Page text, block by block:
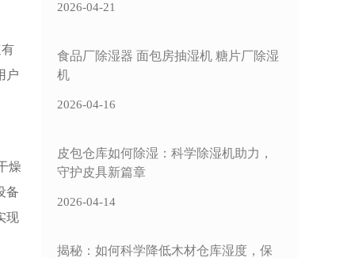
户
燥
备
现
2026-04-21
食品厂除湿器 面包房抽湿机 糖片厂除湿
机
2026-04-16
皮包仓库如何除湿：科学除湿机助力，
守护皮具新篇章
2026-04-14
揭秘：如何科学降低木材仓库湿度，保